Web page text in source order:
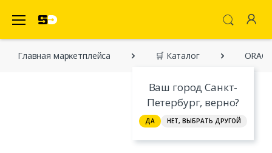
Ваш город Санкт-
Петербург, верно?
ДА НЕТ, ВЫБРАТЬ ДРУГОЙ
Главная марĸетплейса 🛒 Каталог